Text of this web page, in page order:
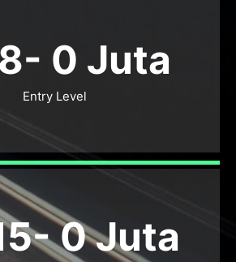
0 Juta
Entry Level
0Juta